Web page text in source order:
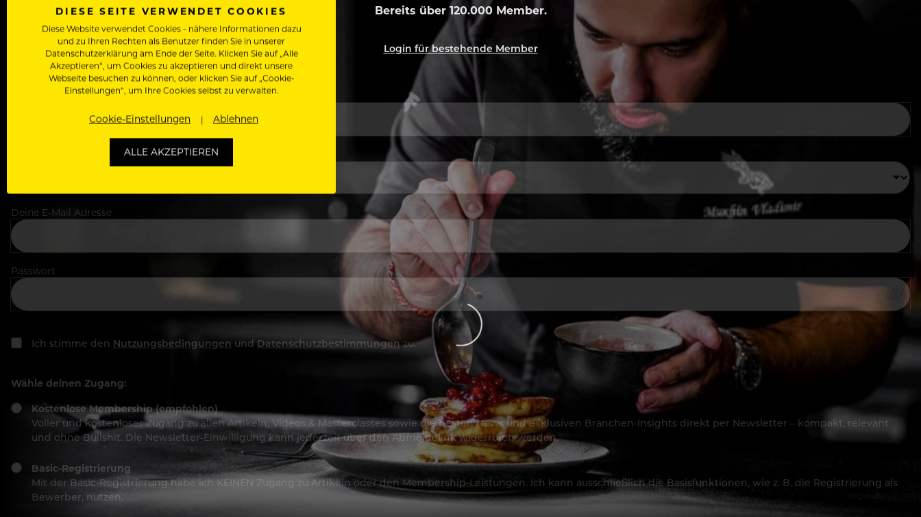
Bereits über 120.000 Member.
Login für bestehende Member
Dein Vorname
In welchem Bereich arbeitest du
Deine E-Mail Adresse
Passwort
Ich stimme den Nutzungsbedingungen und Datenschutzbestimmungenzu.
Wähle deinen Zugang:
Kostenlose Membership (empfohlen)
Voller und kostenloser Zugang zu allen Artikeln, Videos & Masterclasses sowie die besten News und exklusiven Branchen-Insights direkt per Newsletter – kompakt, relevant
und ohne Bullshit. Die Newsletter-Einwilligung kann jederzeit über den Abmeldelink widerrufen werden.
Basic-Registrierung
Mit der Basic-Registrierung habe ich KEINEN Zugang zu Artikeln oder den Membership-Leistungen. Ich kann ausschließlich die Basisfunktionen, wie z. B. die Registrierung als
Bewerber, nutzen.
DIESE SEITE VERWENDET COOKIES
Diese Website verwendet Cookies - nähere Informationen dazu
und zu Ihren Rechten als Benutzer finden Sie in unserer
Datenschutzerklärung am Ende der Seite. Klicken Sie auf „Alle
Akzeptieren“, um Cookies zu akzeptieren und direkt unsere
Webseite besuchen zu können, oder klicken Sie auf „Cookie-
Einstellungen“, um Ihre Cookies selbst zu verwalten.
Cookie-Einstellungen Ablehnen
ALLE AKZEPTIEREN